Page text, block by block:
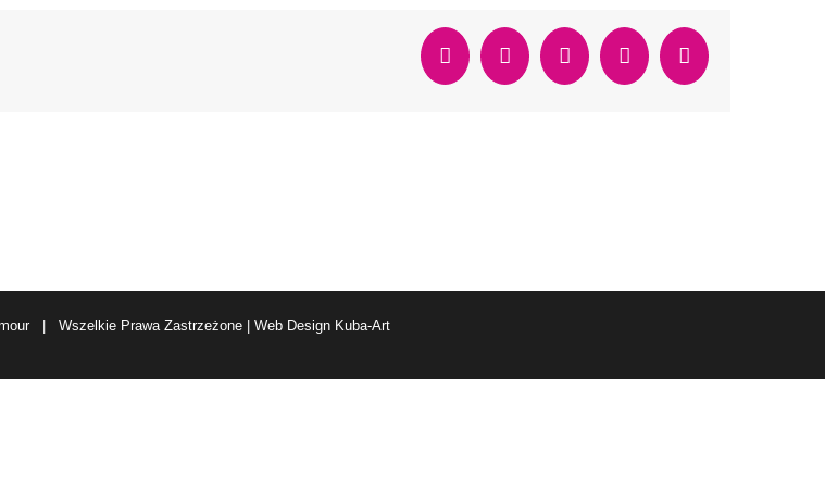
FacebookTwitterReddit WhatsApp
Email
| Wszelkie Prawa Zastrzeżone | Web Design Kuba-Art